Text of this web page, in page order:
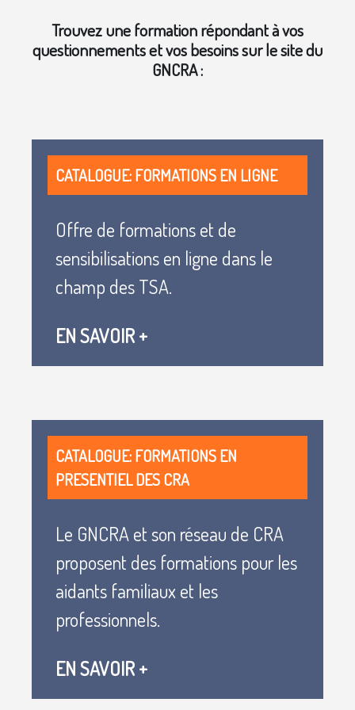
l
a
i
d
o
Trouvez une formation répondant à vos
questionnements et vos besoins sur le site du
GNCRA :
CATALOGUE: FORMATIONS EN LIGNE
Offre de formations et de
sensibilisations en ligne dans le
champ des TSA.
EN SAVOIR +
CATALOGUE: FORMATIONS EN
PRESENTIEL DES CRA
Le GNCRA et son réseau de CRA
proposent des formations pour les
aidants familiaux et les
professionnels.
EN SAVOIR +